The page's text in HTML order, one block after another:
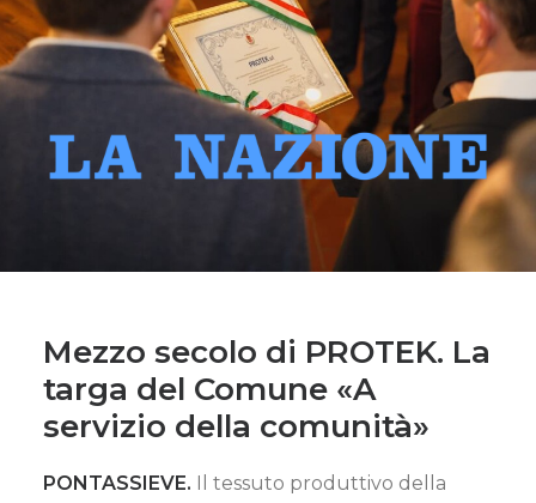
CONTATTI
PREVENTIVI
ASSISTENZA
Mezzo secolo di PROTEK. La
targa del Comune «A
servizio della comunità»
PONTASSIEVE. Il tessuto produttivo della